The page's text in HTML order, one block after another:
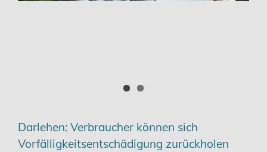
Darlehen: Verbraucher können sich
Vorfälligkeitsentschädigung zurückholen